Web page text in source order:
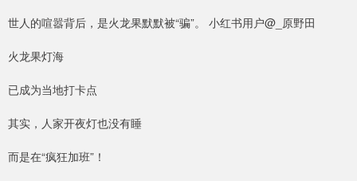
世人的喧嚣背后，是火龙果默默被“骗”。 小红书用户@_原野田
火龙果灯海
已成为当地打卡点
其实，人家开夜灯也没有睡
而是在“疯狂加班”！